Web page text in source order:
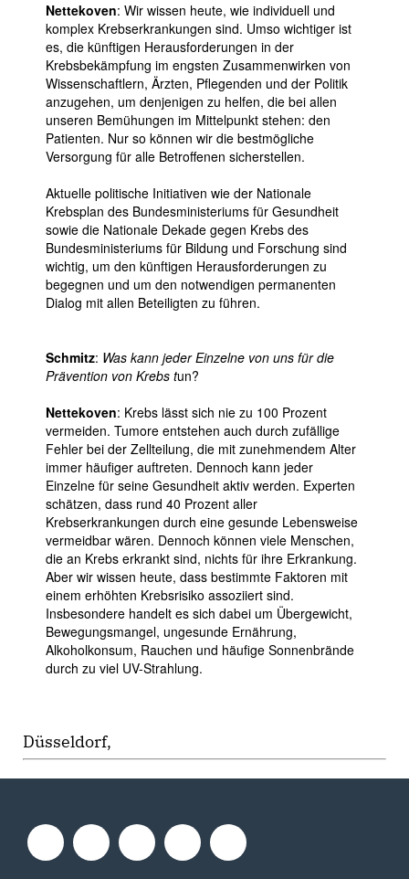
Nettekoven: Wir wissen heute, wie individuell und
komplex Krebserkrankungen sind. Umso wichtiger ist
es, die künftigen Herausforderungen in der
Krebsbekämpfung im engsten Zusammenwirken von
Wissenschaftlern, Ärzten, Pflegenden und der Politik
anzugehen, um denjenigen zu helfen, die bei allen
unseren Bemühungen im Mittelpunkt stehen: den
Patienten. Nur so können wir die bestmögliche
Versorgung für alle Betroffenen sicherstellen.
Aktuelle politische Initiativen wie der Nationale
Krebsplan des Bundesministeriums für Gesundheit
sowie die Nationale Dekade gegen Krebs des
Bundesministeriums für Bildung und Forschung sind
wichtig, um den künftigen Herausforderungen zu
begegnen und um den notwendigen permanenten
Dialog mit allen Beteiligten zu führen.
Schmitz: Was kann jeder Einzelne von uns für die
Prävention von Krebs tun?
Nettekoven: Krebs lässt sich nie zu 100 Prozent
vermeiden. Tumore entstehen auch durch zufällige
Fehler bei der Zellteilung, die mit zunehmendem Alter
immer häufiger auftreten. Dennoch kann jeder
Einzelne für seine Gesundheit aktiv werden. Experten
schätzen, dass rund 40 Prozent aller
Krebserkrankungen durch eine gesunde Lebensweise
vermeidbar wären. Dennoch können viele Menschen,
die an Krebs erkrankt sind, nichts für ihre Erkrankung.
Aber wir wissen heute, dass bestimmte Faktoren mit
einem erhöhten Krebsrisiko assoziiert sind.
Insbesondere handelt es sich dabei um Übergewicht,
Bewegungsmangel, ungesunde Ernährung,
Alkoholkonsum, Rauchen und häufige Sonnenbrände
durch zu viel UV-Strahlung.
Düsseldorf,